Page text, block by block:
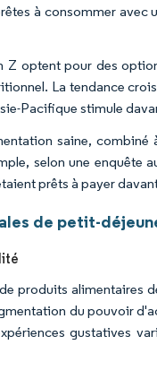
à consommer avec
Z optent pour des
La tendance
Pacifique stimule
saine,
selon une enquête
prêts à payer
de petit-
produits alimentaires
du pouvoir
gustatives